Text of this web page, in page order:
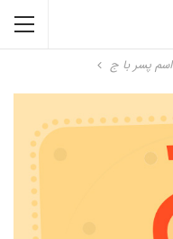
اسم پسر با ج